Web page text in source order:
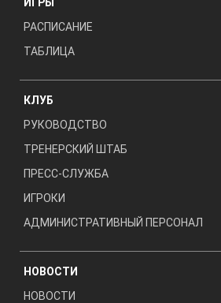
РАСПИСАНИЕ
ТАБЛИЦА
КЛУБ
РУКОВОДСТВО
ТРЕНЕРСКИЙ ШТАБ
ПРЕСС-СЛУЖБА
ИГРОКИ
АДМИНИСТРАТИВНЫЙ ПЕРСОНАЛ
НОВОСТИ
НОВОСТИ